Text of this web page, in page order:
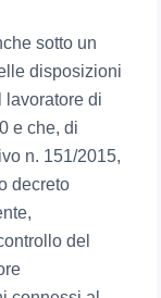
sotto un
disposizioni
lavoratore di
e che, di
n. 151/2015,
decreto
del